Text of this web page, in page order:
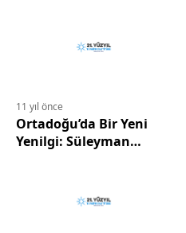
11 yıl önce
Ortadoğu’da Bir Yeni
Yenilgi: Süleyman